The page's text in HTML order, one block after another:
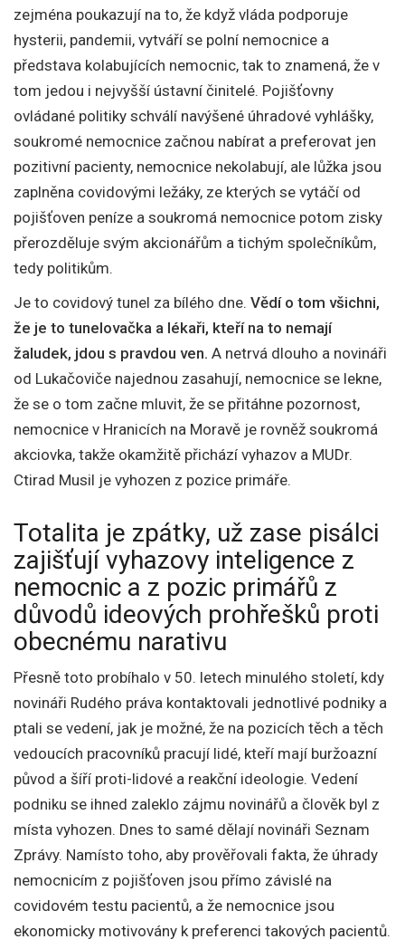
zejména poukazují na to, že když vláda podporuje
hysterii, pandemii, vytváří se polní nemocnice a
představa kolabujících nemocnic, tak to znamená, že v
tom jedou i nejvyšší ústavní činitelé. Pojišťovny
ovládané politiky schválí navýšené úhradové vyhlášky,
soukromé nemocnice začnou nabírat a preferovat jen
pozitivní pacienty, nemocnice nekolabují, ale lůžka jsou
zaplněna covidovými ležáky, ze kterých se vytáčí od
pojišťoven peníze a soukromá nemocnice potom zisky
přerozděluje svým akcionářům a tichým společníkům,
tedy politikům.
Je to covidový tunel za bílého dne. Vědí o tom všichni,
že je to tunelovačka a lékaři, kteří na to nemají
žaludek, jdou s pravdou ven. A netrvá dlouho a novináři
od Lukačoviče najednou zasahují, nemocnice se lekne,
že se o tom začne mluvit, že se přitáhne pozornost,
nemocnice v Hranicích na Moravě je rovněž soukromá
akciovka, takže okamžitě přichází vyhazov a MUDr.
Ctirad Musil je vyhozen z pozice primáře.
Totalita je zpátky, už zase pisálci
zajišťují vyhazovy inteligence z
nemocnic a z pozic primářů z
důvodů ideových prohřešků proti
obecnému narativu
Přesně toto probíhalo v 50. letech minulého století, kdy
novináři Rudého práva kontaktovali jednotlivé podniky a
ptali se vedení, jak je možné, že na pozicích těch a těch
vedoucích pracovníků pracují lidé, kteří mají buržoazní
původ a šíří proti-lidové a reakční ideologie. Vedení
podniku se ihned zaleklo zájmu novinářů a člověk byl z
místa vyhozen. Dnes to samé dělají novináři Seznam
Zprávy. Namísto toho, aby prověřovali fakta, že úhrady
nemocnicím z pojišťoven jsou přímo závislé na
covidovém testu pacientů, a že nemocnice jsou
ekonomicky motivovány k preferenci takových pacientů.